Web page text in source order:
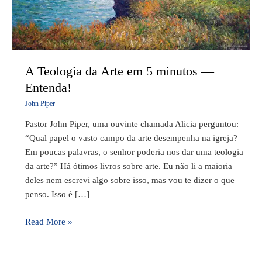
A Teologia da Arte em 5 minutos —
Entenda!
John Piper
Pastor John Piper, uma ouvinte chamada Alicia perguntou:
“Qual papel o vasto campo da arte desempenha na igreja?
Em poucas palavras, o senhor poderia nos dar uma teologia
da arte?” Há ótimos livros sobre arte. Eu não li a maioria
deles nem escrevi algo sobre isso, mas vou te dizer o que
penso. Isso é […]
minutos
—
Entenda!
Read More »